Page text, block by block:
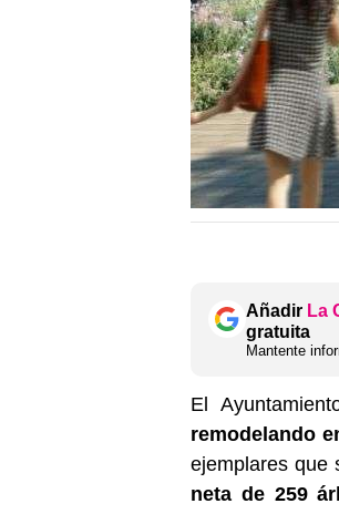
Añadir La
gratuita
Mantente
El
remodelando
ejemplares que
neta de 259